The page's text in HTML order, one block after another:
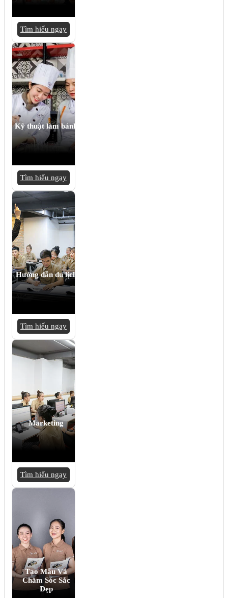
Tìm hiểu ngay
Kỹ thuật làm bánh
Tìm hiểu ngay
Hướng dẫn du lịch
Tìm hiểu ngay
Marketing
Tìm hiểu ngay
Tạo Mẫu Và
Chăm Sóc Sắc
Đẹp